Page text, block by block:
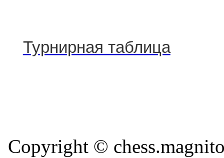
Турнирная таблица
Copyright ©